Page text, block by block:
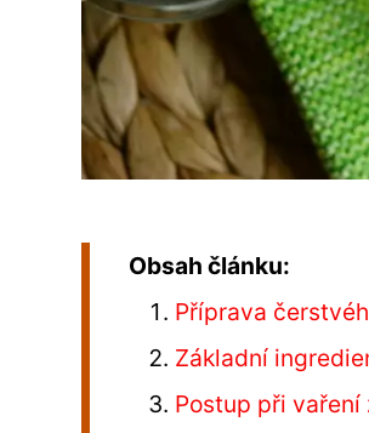
Obsah článku:
Příprava
Základní
Postup při vaření